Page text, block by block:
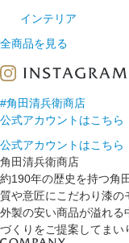
インテリア
全商品を見る
#角田清兵衛商店
公式アカウントはこちら
公式アカウントはこちら
角田清兵衛商店
約190年の歴史を持つ角
質や意匠にこだわり漆
外製の安い商品が溢れる
づくりをご提案してまい